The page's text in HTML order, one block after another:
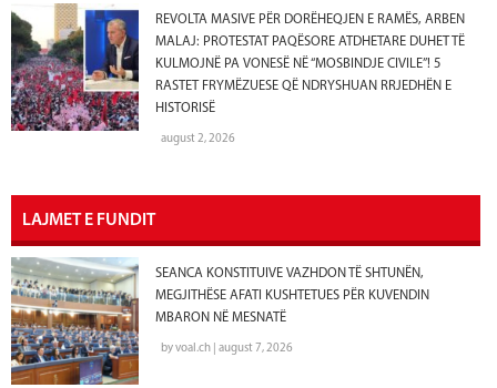
REVOLTA MASIVE PËR DORËHEQJEN E RAMËS, ARBEN
MALAJ: PROTESTAT PAQËSORE ATDHETARE DUHET TË
KULMOJNË PA VONESË NË “MOSBINDJE CIVILE”! 5
RASTET FRYMËZUESE QË NDRYSHUAN RRJEDHËN E
HISTORISË
august 2, 2026
LAJMET E FUNDIT
SEANCA KONSTITUIVE VAZHDON TË SHTUNËN,
MEGJITHËSE AFATI KUSHTETUES PËR KUVENDIN
MBARON NË MESNATË
by voal.ch | august 7, 2026